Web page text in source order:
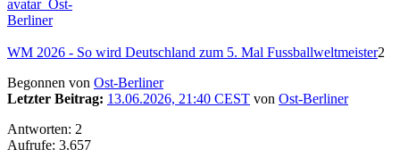
WM 2026 - So wird Deutschland zum 5. Mal Fussballweltmeister2
Begonnen von Ost-Berliner
Letzter Beitrag: 13.06.2026, 21:40 CEST von Ost-Berliner
Antworten: 2
Aufrufe: 3.657